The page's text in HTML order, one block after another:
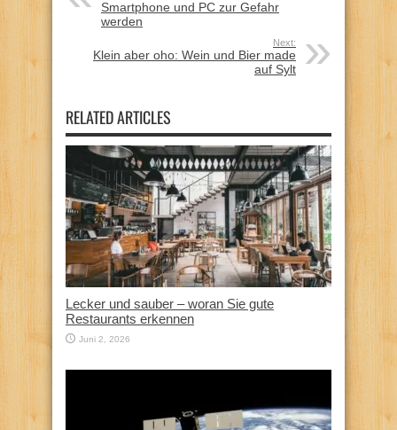
Smartphone und PC zur Gefahr
werden
Next:
Klein aber oho: Wein und Bier made
auf Sylt
RELATED ARTICLES
Lecker und sauber – woran Sie gute
Restaurants erkennen
Juni 2, 2026